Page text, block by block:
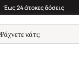
Έως 24 άτοκες δόσεις